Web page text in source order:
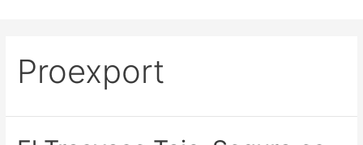
Proexport